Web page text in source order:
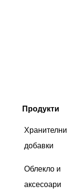
Продукти
Хранителни
добавки
Облекло и
аксесоари